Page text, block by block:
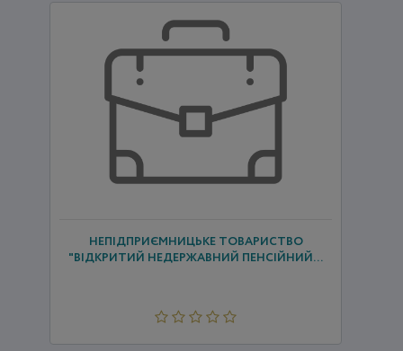
НЕПІДПРИЄМНИЦЬКЕ ТОВАРИСТВО
"ВІДКРИТИЙ НЕДЕРЖАВНИЙ ПЕНСІЙНИЙ...